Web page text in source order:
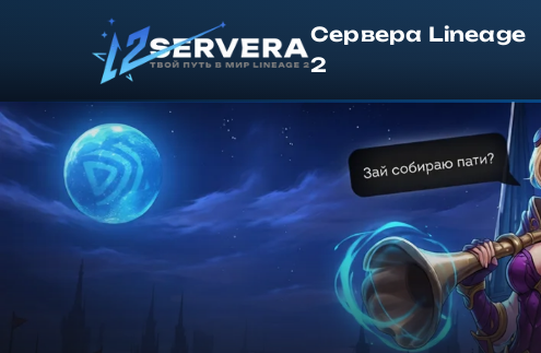
Сервера Lineage
2